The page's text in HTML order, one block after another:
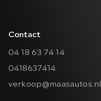
Contact
04 18 63 74 14
0418637414
verkoop@maasautos.nl